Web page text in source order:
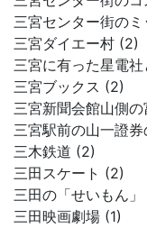
三宮センター街の
三宮ダイエー村 (2)
三宮に有った星電
三宮ブックス (2)
三宮新聞会館山側
三宮駅前の山一證券
三木鉄道 (2)
三田スケート (2)
三田の「せいもん」
三田映画劇場 (1)